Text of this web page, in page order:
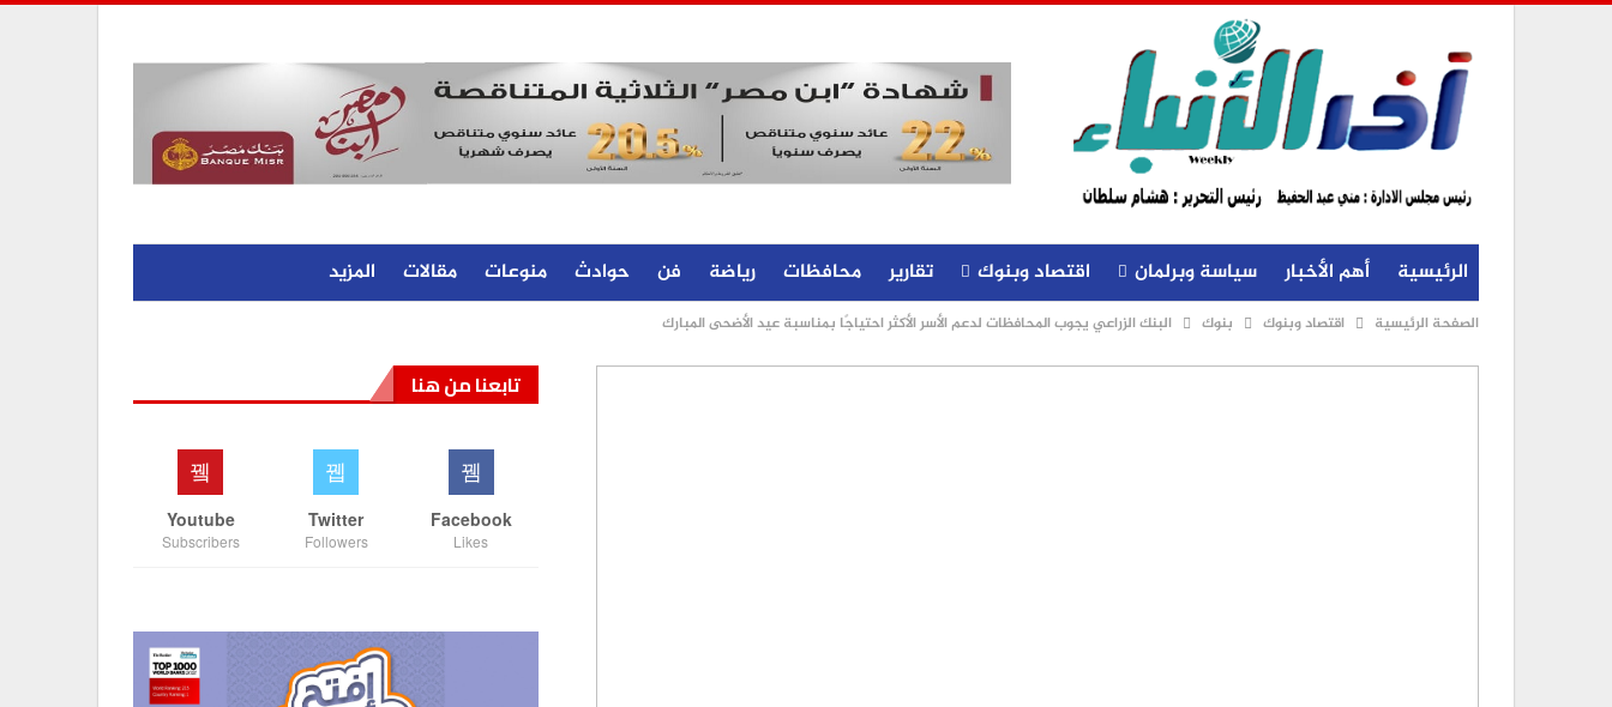
الرئيسية أهم الأخبار سياسة وبرلمان اقتصاد وبنوك تقارير محافظات رياضة فن حوادث منوعات مقالات المزيد
الصفحة الرئيسية اقتصاد وبنوك بنوك البنك الزراعي يجوب المحافظات لدعم الأسر الأكثر احتياجًا بمناسبة عيد الأضحى المبارك
تابعنا من هنا
Facebook
Likes
Twitter
Followers
Youtube
Subscribers